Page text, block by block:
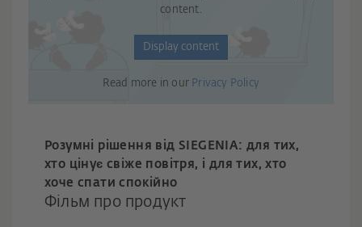
content.
Display content
Read more in our Privacy Policy
Розумні рішення від SIEGENIA: для тих,
хто цінує свіже повітря, і для тих, хто
хоче спати спокійно
Фільм про продукт